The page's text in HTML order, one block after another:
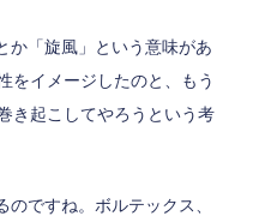
か「旋風」という意味があ
をイメージしたのと、もう
き起こしてやろうという考
ですね。ボルテックス、